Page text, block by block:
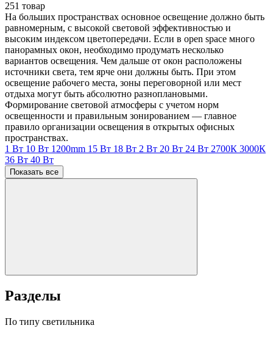
251 товар
На больших пространствах основное освещение должно быть
равномерным, с высокой световой эффективностью и
высоким индексом цветопередачи. Если в open space много
панорамных окон, необходимо продумать несколько
вариантов освещения. Чем дальше от окон расположены
источники света, тем ярче они должны быть. При этом
освещение рабочего места, зоны переговорной или мест
отдыха могут быть абсолютно разноплановыми.
Формирование световой атмосферы с учетом норм
освещенности и правильным зонированием — главное
правило организации освещения в открытых офисных
пространствах.
1 Вт 10 Вт 1200mm 15 Вт 18 Вт 2 Вт 20 Вт 24 Вт 2700К 3000К
36 Вт 40 Вт
Показать все
Разделы
По типу светильника